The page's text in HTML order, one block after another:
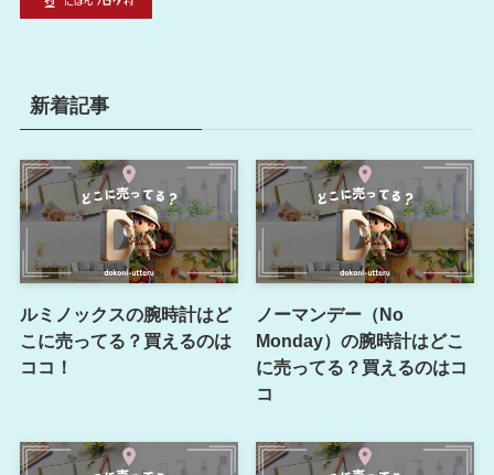
新着記事
ルミノックスの腕時計はど
こに売ってる？買えるのは
ココ！
ノーマンデー（No
Monday）の腕時計はどこ
に売ってる？買えるのはコ
コ